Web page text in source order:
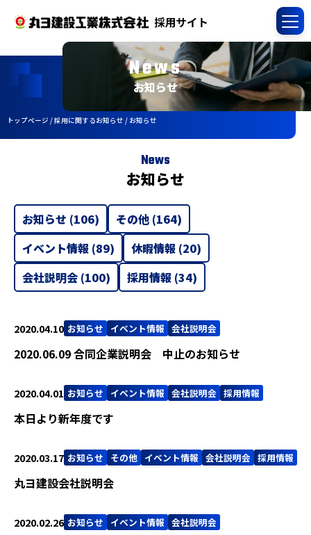
News
お知らせ
トップページ /採用に関するお知らせ / お知らせ
News
お知らせ
お知らせ (106) その他 (164)
イベント情報 (89) 休暇情報 (20)
会社説明会 (100) 採用情報 (34)
2020.04.10 お知らせ イベント情報 会社説明会
2020.06.09 合同企業説明会 中止のお知らせ
2020.04.01 お知らせ イベント情報 会社説明会 採用情報
本日より新年度です
2020.03.17 お知らせ その他 イベント情報 会社説明会 採用情報
丸ヨ建設会社説明会
2020.02.26 お知らせ イベント情報 会社説明会